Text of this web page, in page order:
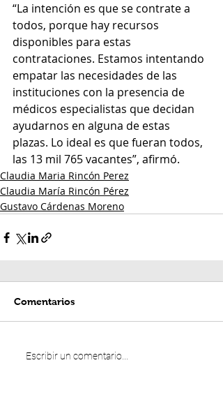
“La intención es que se contrate a
todos, porque hay recursos
disponibles para estas
contrataciones. Estamos intentando
empatar las necesidades de las
instituciones con la presencia de
médicos especialistas que decidan
ayudarnos en alguna de estas
plazas. Lo ideal es que fueran todos,
las 13 mil 765 vacantes”, afirmó.
Claudia Maria Rincón Perez
Claudia María Rincón Pérez
Gustavo Cárdenas Moreno
Comentarios
Escribir un comentario...